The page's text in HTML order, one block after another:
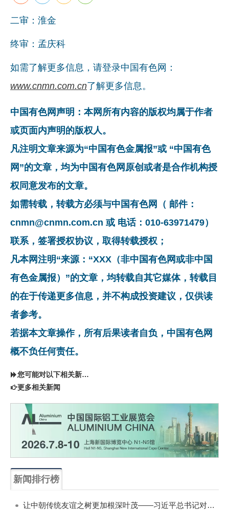
二审：淮金
终审：孟庆科
如需了解更多信息，请登录中国有色网：
www.cnmn.com.cn了解更多信息。
中国有色网声明：本网所有内容的版权均属于作者
或页面内声明的版权人。
凡注明文章来源为“中国有色金属报”或 “中国有色
网”的文章，均为中国有色网原创或者是合作机构授
权同意发布的文章。
如需转载，转载方必须与中国有色网（ 邮件：
cnmn@cnmn.com.cn 或 电话：010-63971479）
联系，签署授权协议，取得转载授权；
凡本网注明“来源：“XXX（非中国有色网或非中国
有色金属报）”的文章，均转载自其它媒体，转载目
的在于传递更多信息，并不构成投资建议，仅供读
者参考。
若据本文章操作，所有后果读者自负，中国有色网
概不负任何责任。
您可能对以下相关新闻同样感兴趣
更多相关新闻
新闻排行榜
让中朝传统友谊之树更加根深叶茂——习近平总书记对朝鲜进行国事访问纪实